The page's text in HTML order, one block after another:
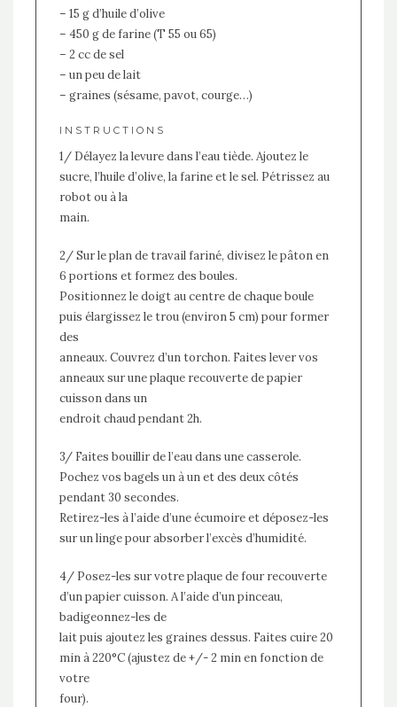
– 15 g d’huile d’olive
– 450 g de farine (T 55 ou 65)
– 2 cc de sel
– un peu de lait
– graines (sésame, pavot, courge…)
INSTRUCTIONS
1/ Délayez la levure dans l’eau tiède. Ajoutez le
sucre, l’huile d’olive, la farine et le sel. Pétrissez au
robot ou à la
main.
2/ Sur le plan de travail fariné, divisez le pâton en
6 portions et formez des boules.
Positionnez le doigt au centre de chaque boule
puis élargissez le trou (environ 5 cm) pour former
des
anneaux. Couvrez d’un torchon. Faites lever vos
anneaux sur une plaque recouverte de papier
cuisson dans un
endroit chaud pendant 2h.
3/ Faites bouillir de l’eau dans une casserole.
Pochez vos bagels un à un et des deux côtés
pendant 30 secondes.
Retirez-les à l’aide d’une écumoire et déposez-les
sur un linge pour absorber l’excès d’humidité.
4/ Posez-les sur votre plaque de four recouverte
d’un papier cuisson. A l’aide d’un pinceau,
badigeonnez-les de
lait puis ajoutez les graines dessus. Faites cuire 20
min à 220°C (ajustez de +/- 2 min en fonction de
votre
four).